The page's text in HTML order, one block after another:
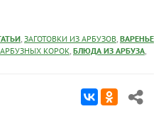
, ЗАГОТОВКИ ИЗ АРБУЗОВ, ВАРЕНЬЕ
КОРОК, БЛЮДА ИЗ АРБУЗА,